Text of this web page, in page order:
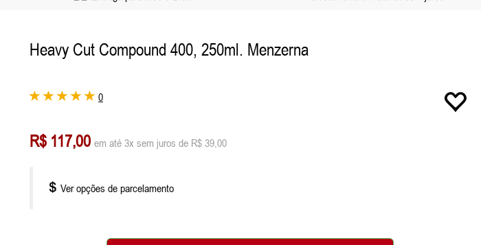
Heavy Cut Compound 400, 250ml. Menzerna
0
R$ 117,00 em até 3x sem juros de R$ 39,00
Ver opções de parcelamento